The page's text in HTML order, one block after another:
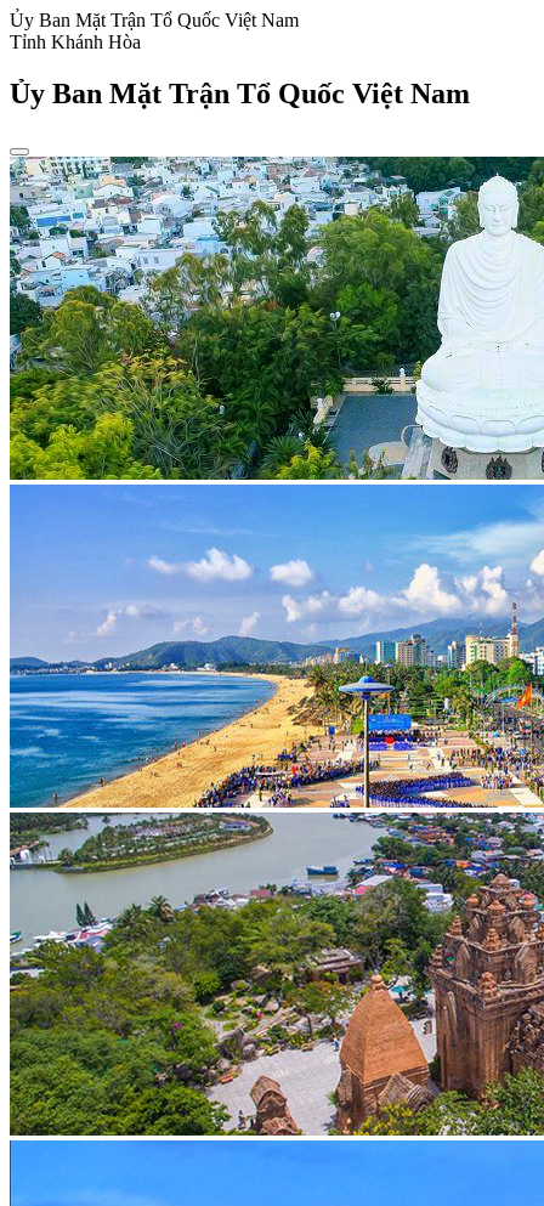
Ủy Ban Mặt Trận Tổ Quốc Việt Nam
Tỉnh Khánh Hòa
Ủy Ban Mặt Trận Tổ Quốc Việt Nam